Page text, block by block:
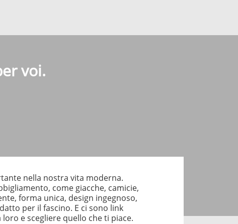
voi.
nella nostra vita moderna.
come giacche, camicie,
forma unica, design ingegnoso,
per il fascino. E ci sono link
e scegliere quello che ti piace.